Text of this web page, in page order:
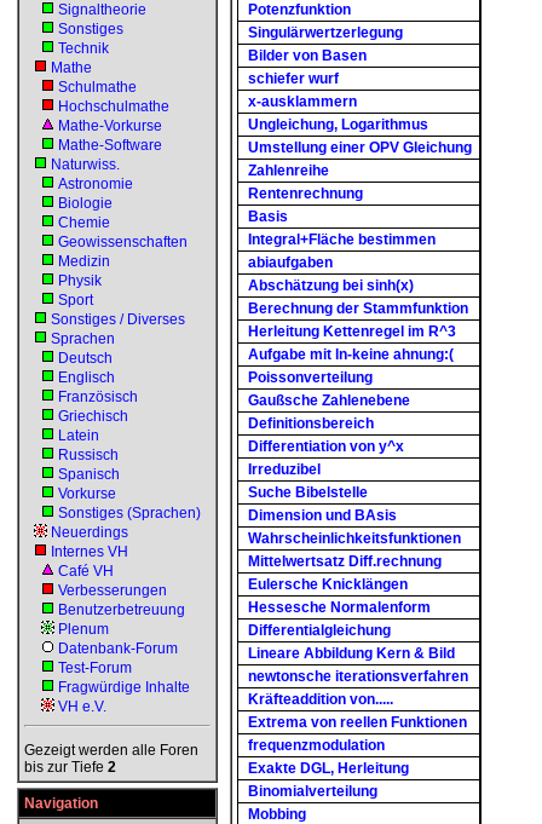
Signaltheorie
Sonstiges
Technik
Mathe
Schulmathe
Hochschulmathe
Mathe-Vorkurse
Mathe-Software
Naturwiss.
Astronomie
Biologie
Chemie
Geowissenschaften
Medizin
Physik
Sport
Sonstiges / Diverses
Sprachen
Deutsch
Englisch
Französisch
Griechisch
Latein
Russisch
Spanisch
Vorkurse
Sonstiges (Sprachen)
Neuerdings
Internes VH
Café VH
Verbesserungen
Benutzerbetreuung
Plenum
Datenbank-Forum
Test-Forum
Fragwürdige Inhalte
VH e.V.
Gezeigt werden alle Foren
bis zur Tiefe 2
Navigation
Potenzfunktion
Singulärwertzerlegung
Bilder von Basen
schiefer wurf
x-ausklammern
Ungleichung, Logarithmus
Umstellung einer OPV Gleichung
Zahlenreihe
Rentenrechnung
Basis
Integral+Fläche bestimmen
abiaufgaben
Abschätzung bei sinh(x)
Berechnung der Stammfunktion
Herleitung Kettenregel im R^3
Aufgabe mit ln-keine ahnung:(
Poissonverteilung
Gaußsche Zahlenebene
Definitionsbereich
Differentiation von y^x
Irreduzibel
Suche Bibelstelle
Dimension und BAsis
Wahrscheinlichkeitsfunktionen
Mittelwertsatz Diff.rechnung
Eulersche Knicklängen
Hessesche Normalenform
Differentialgleichung
Lineare Abbildung Kern & Bild
newtonsche iterationsverfahren
Kräfteaddition von.....
Extrema von reellen Funktionen
frequenzmodulation
Exakte DGL, Herleitung
Binomialverteilung
Mobbing